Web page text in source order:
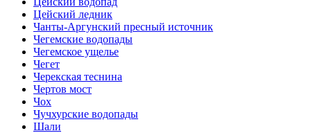
Цейский ледник
Чанты-Аргунский пресный источник
Чегемские водопады
Чегемское ущелье
Чегет
Черекская теснина
Чертов мост
Чох
Чучхурские водопады
Шали